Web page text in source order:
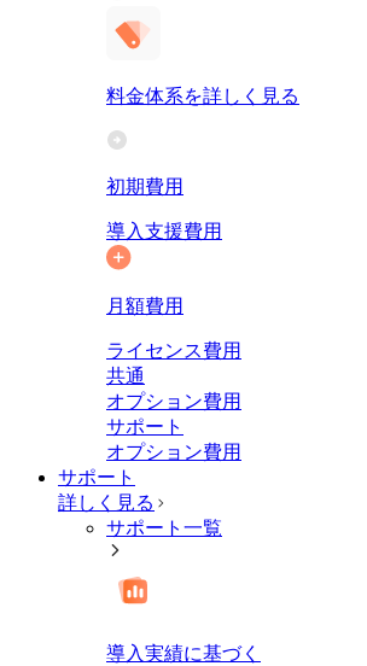
料金体系を詳しく見る
初期費用
導入支援費用
月額費用
ライセンス費用
共通
オプション費用
サポート
オプション費用
サポート
詳しく見る
サポート一覧
導入実績に基づく